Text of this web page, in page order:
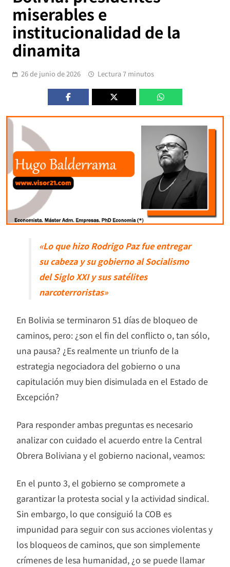
miserables e
institucionalidad de la
dinamita
26 de junio de 2026 Lectura 7 minutos
«Lo que hizo Rodrigo Paz fue entregar
su cabeza y su gobierno al Socialismo
del Siglo XXI y sus satélites
narcoterroristas»
En Bolivia se terminaron 51 días de bloqueo de
caminos, pero: ¿son el fin del conflicto o, tan sólo,
una pausa? ¿Es realmente un triunfo de la
estrategia negociadora del gobierno o una
capitulación muy bien disimulada en el Estado de
Excepción?
Para responder ambas preguntas es necesario
analizar con cuidado el acuerdo entre la Central
Obrera Boliviana y el gobierno nacional, veamos:
En el punto 3, el gobierno se compromete a
garantizar la protesta social y la actividad sindical.
Sin embargo, lo que consiguió la COB es
impunidad para seguir con sus acciones violentas y
los bloqueos de caminos, que son simplemente
crímenes de lesa humanidad, ¿o se puede llamar